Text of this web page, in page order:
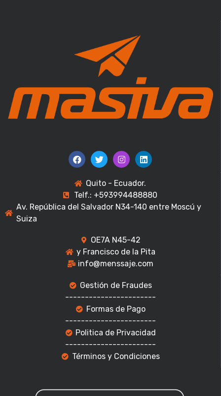
Quito - Ecuador.
Telf.: +593994488880
Av. República del Salvador N34-140 entre Moscú y
Suiza
OE7A N45-42
y Francisco de la Pita
info@menssaje.com
Gestión de Fraudes
-----------------------
Formas de Pago
-----------------------
Politica de Privacidad
-----------------------
Términos y Condiciones